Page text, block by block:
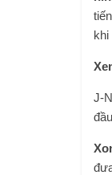
khi
J-